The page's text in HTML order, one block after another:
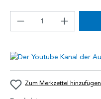
Zum Merkzettel hinzufügen